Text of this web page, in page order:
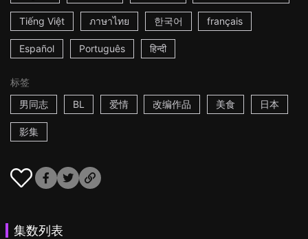
Tiếng Việt ภาษาไทย 한국어 français
Español Português हिन्दी
标签
男同志
BL 爱情 改编作品 美食 日本
影集
集数列表